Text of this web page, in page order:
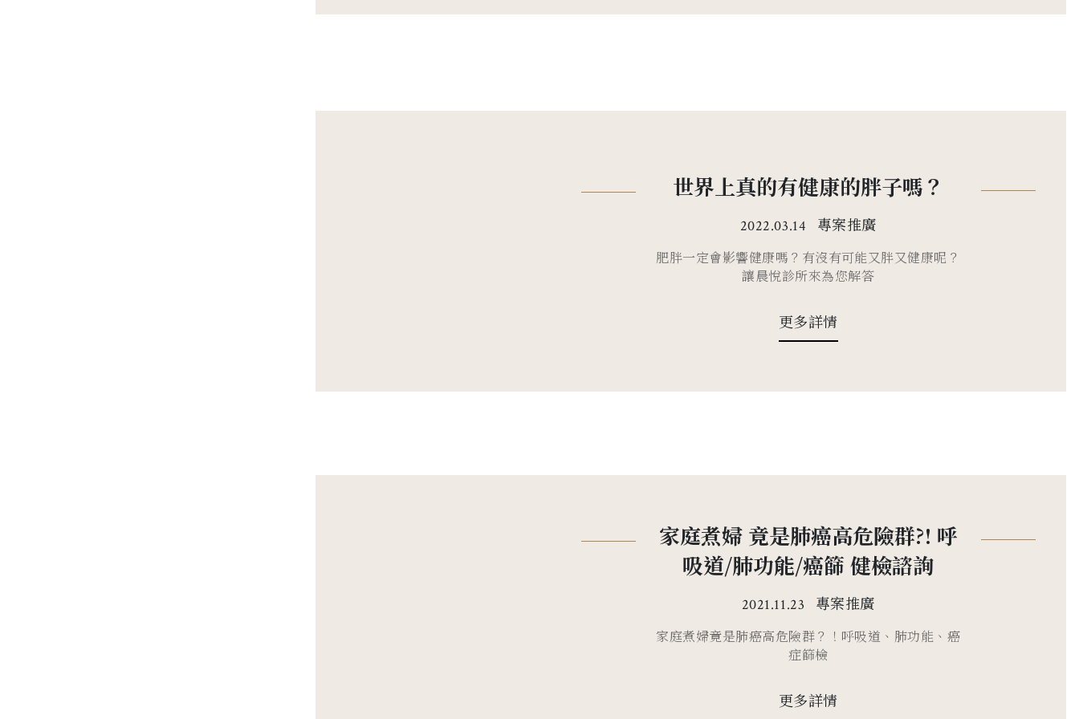
世界上真的有健康的胖子嗎？
2022.03.14 專案推廣
肥胖一定會影響健康嗎？有沒有可能又胖又健康呢？
讓晨悅診所來為您解答
更多詳情
家庭煮婦 竟是肺癌高危險群?! 呼
吸道/肺功能/癌篩 健檢諮詢
2021.11.23 專案推廣
家庭煮婦竟是肺癌高危險群？！呼吸道、肺功能、癌
症篩檢
更多詳情